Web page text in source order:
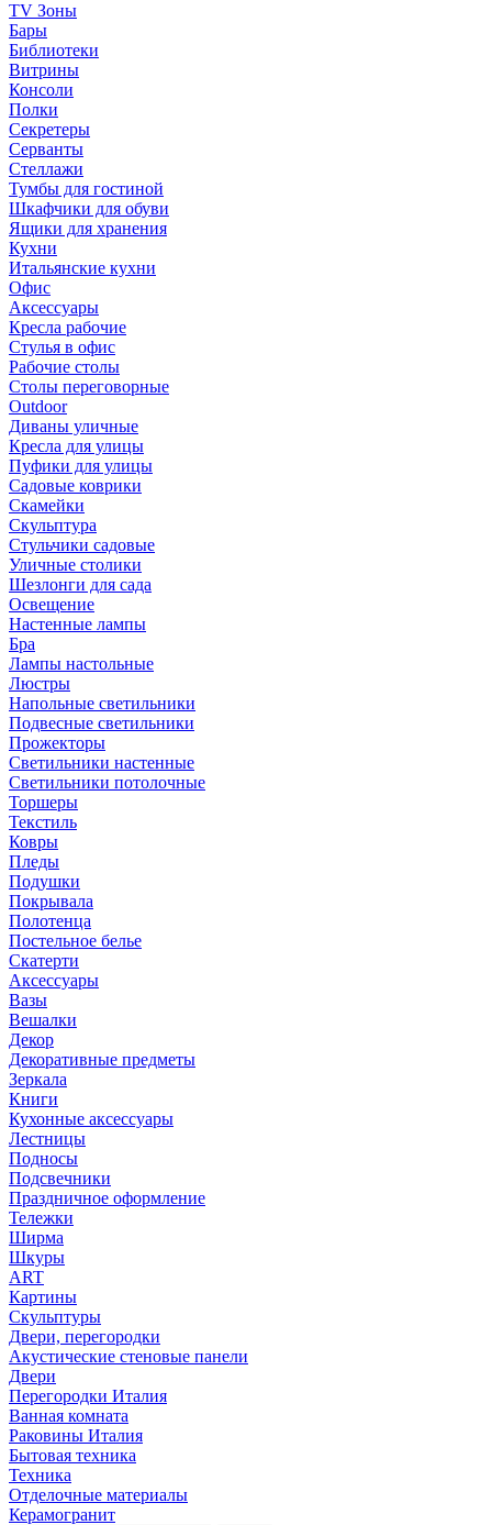
TV Зоны
Бары
Библиотеки
Витрины
Консоли
Полки
Секретеры
Серванты
Стеллажи
Тумбы для гостиной
Шкафчики для обуви
Ящики для хранения
Кухни
Итальянские кухни
Офис
Аксессуары
Кресла рабочие
Стулья в офис
Рабочие столы
Столы переговорные
Outdoor
Диваны уличные
Кресла для улицы
Пуфики для улицы
Садовые коврики
Скамейки
Скульптура
Стульчики садовые
Уличные столики
Шезлонги для сада
Освещение
Hастенные лампы
Бра
Лампы настольные
Люстры
Напольные светильники
Подвесные светильники
Прожекторы
Светильники настенные
Светильники потолочные
Торшеры
Текстиль
Ковры
Пледы
Подушки
Покрывала
Полотенца
Постельное белье
Скатерти
Аксессуары
Вазы
Вешалки
Декор
Декоративные предметы
Зеркала
Книги
Кухонные аксессуары
Лестницы
Подносы
Подсвечники
Праздничное оформление
Тележки
Ширма
Шкуры
ART
Картины
Скульптуры
Двери, перегородки
Акустические стеновые панели
Двери
Перегородки Италия
Ванная комната
Раковины Италия
Бытовая техника
Техника
Отделочные материалы
Керамогранит